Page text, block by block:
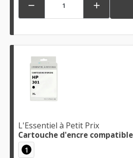
 
L'Essentiel à Petit Prix
Cartouche d'encre compatible
1